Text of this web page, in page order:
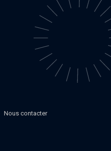
Nous contacter